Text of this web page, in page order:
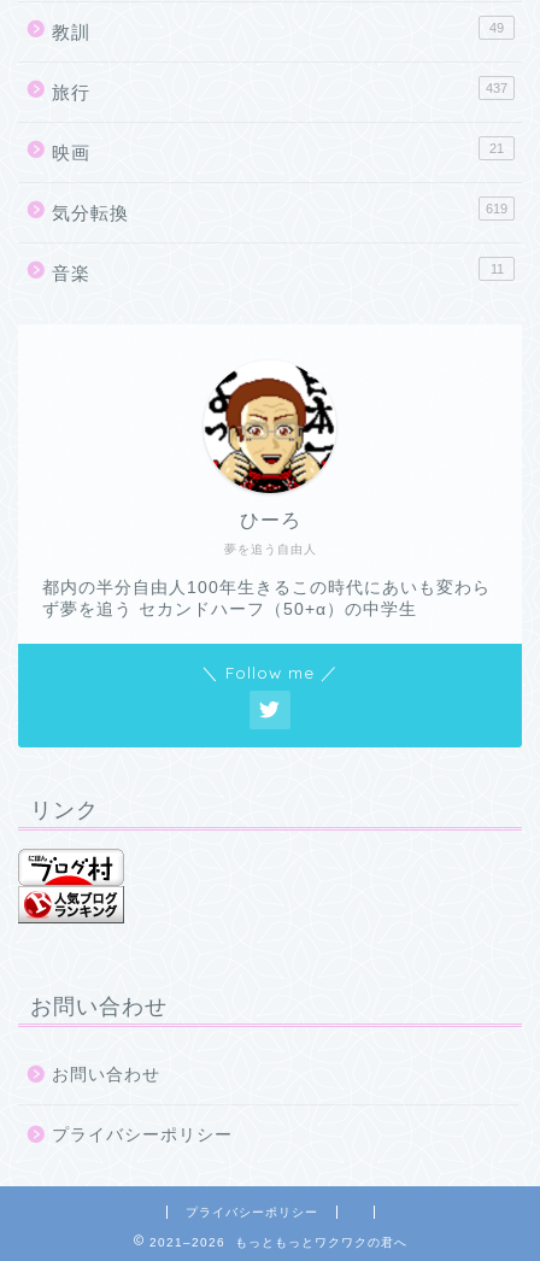
教訓 49
旅行 437
映画 21
気分転換 619
音楽 11
夢を追う自由人
ひーろ
都内の半分自由人100年生きるこの時代にあいも変わら
ず夢を追う セカンドハーフ（50+α）の中学生
＼ Follow me ／
リンク
お問い合わせ
お問い合わせ
プライバシーポリシー
プライバシーポリシー
2021–2026 もっともっとワクワクの君へ